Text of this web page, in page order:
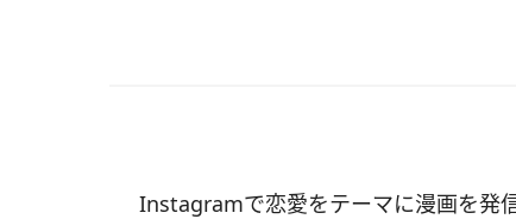
Instagramで恋愛をテーマに漫画を発